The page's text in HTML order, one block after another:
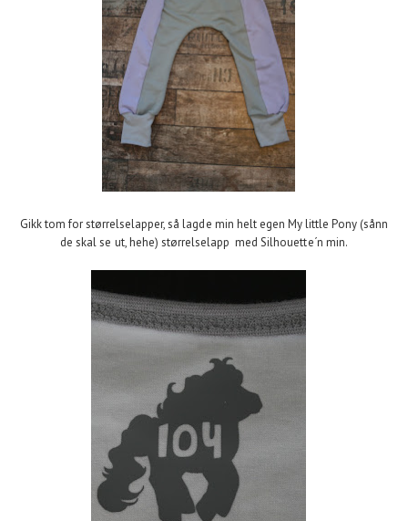
Gikk tom for størrelselapper, så lagde min helt egen My little Pony (sånn
de skal se ut, hehe) størrelselapp med Silhouette´n min.